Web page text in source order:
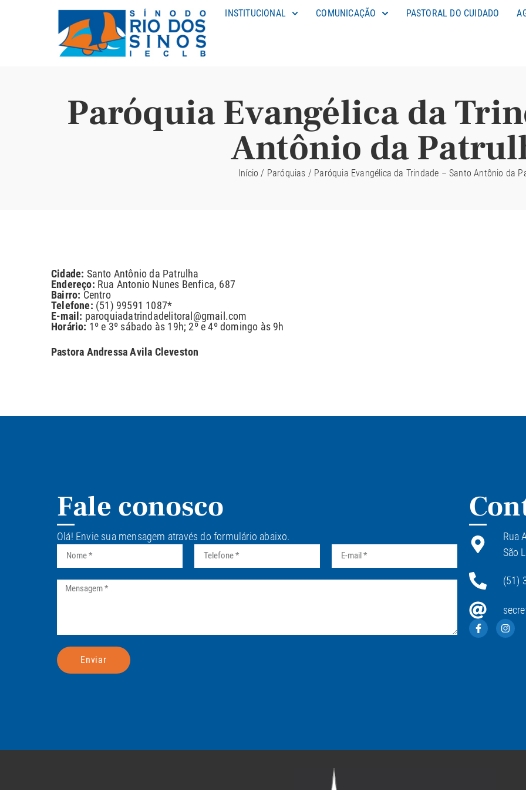
INSTITUCIONAL COMUNICAÇÃO PASTORAL DO CUIDADO
Paróquia Evangélica da
Antônio da
Início / Paróquias / Paróquia Evangélica da Trindade – Santo Antônio da
Cidade: Santo Antônio da Patrulha
Endereço: Rua Antonio Nunes Benfica, 687
Bairro: Centro
Telefone: (51) 99591 1087*
E-mail: paroquiadatrindadelitoral@gmail.com
Horário: 1º e 3º sábado às 19h; 2º e 4º domingo às 9h
Pastora Andressa Avila Cleveston
Fale conosco
Olá! Envie sua mensagem através do formulário abaixo.
Enviar
Rua
São
(51)